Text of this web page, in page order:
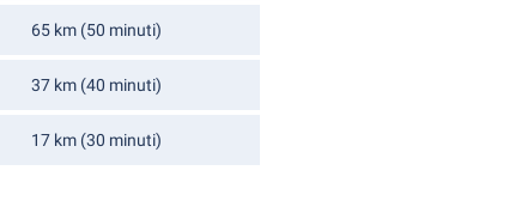
65 km (50 minuti)
37 km (40 minuti)
17 km (30 minuti)